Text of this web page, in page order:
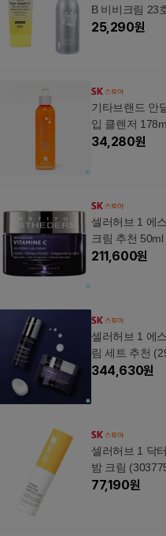
B 비비크림 23
25,290원
기타브랜드 안
입 클렌저
34,280원
셀러허브 1 에
크림 추천
211,600원
셀러허브 1 에
림 세트 추천
344,630원
셀러허브 1 닥
밤 크림
77,190원